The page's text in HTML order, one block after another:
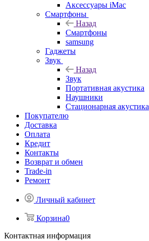
Аксессуары iMac
Смартфоны
Назад
Смартфоны
samsung
Гаджеты
Звук
Назад
Звук
Портативная акустика
Наушники
Стационарная акустика
Покупателю
Доставка
Оплата
Кредит
Контакты
Возврат и обмен
Trade-in
Ремонт
Личный кабинет
Корзина0
Контактная информация